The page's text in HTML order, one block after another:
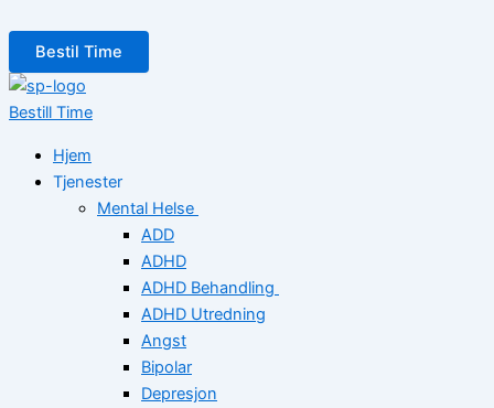
Bestil Time
Bestill Time
Hjem
Tjenester
Mental Helse
ADD
ADHD
ADHD Behandling
ADHD Utredning
Angst
Bipolar
Depresjon